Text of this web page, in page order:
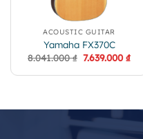
ACOUSTIC GUITAR
Yamaha FX370C
8.041.000₫ Giá
là:
7.639.000₫Giá
tại